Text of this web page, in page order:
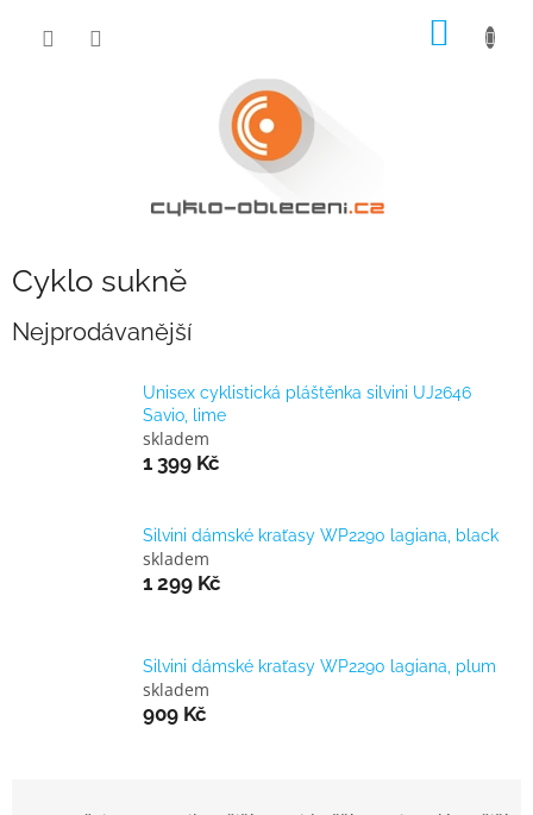
Cyklo sukně
Nejprodávanější
Unisex cyklistická pláštěnka silvini UJ2646
Savio, lime
skladem
1 399 Kč
Silvini dámské kraťasy WP2290 lagiana, black
skladem
1 299 Kč
Silvini dámské kraťasy WP2290 lagiana, plum
skladem
909 Kč